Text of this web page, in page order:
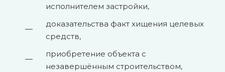
исполнителем застройки,
доказательства факт хищения целевых
средств,
приобретение объекта с
незавершённым строительством,